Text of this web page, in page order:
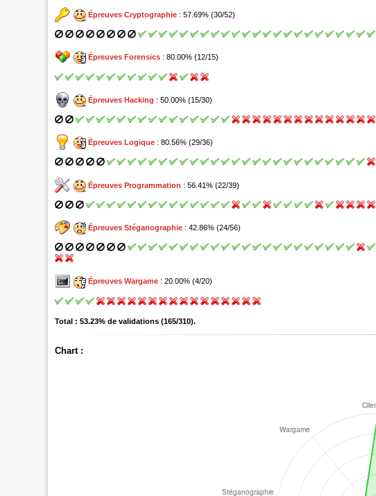
Épreuves Cryptographie : 57.69% (30/52)
Épreuves Forensics : 80.00% (12/15)
Épreuves Hacking : 50.00% (15/30)
Épreuves Logique : 80.56% (29/36)
Épreuves Programmation : 56.41% (22/39)
Épreuves Stéganographie : 42.86% (24/56)
Épreuves Wargame : 20.00% (4/20)
Total : 53.23% de validations (165/310).
Chart :